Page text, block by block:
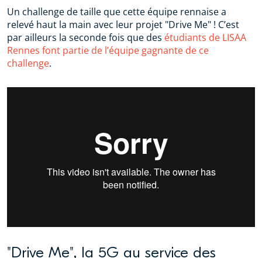
Un challenge de taille que cette équipe rennaise a
relevé haut la main avec leur projet "Drive Me" ! C’est
par ailleurs la seconde fois que des étudiants de LISAA
Rennes font partie de l’équipe gagnante de ce
challenge.
"Drive Me", la 5G au service des